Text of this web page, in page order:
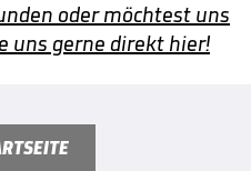
oder möchtest uns
uns gerne direkt hier!